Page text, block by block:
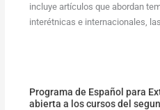
incluye artículos que abordan
interétnicas e internacionales,
Programa de Español para
abierta a los cursos del